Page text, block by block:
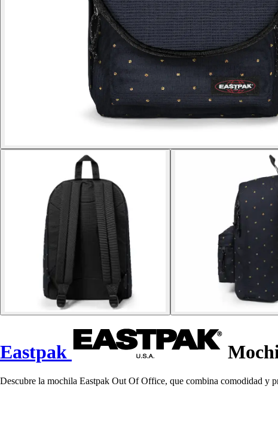
Eastpak
Descubre la mochila Eastpak Out Of Office, que combina comodidad y